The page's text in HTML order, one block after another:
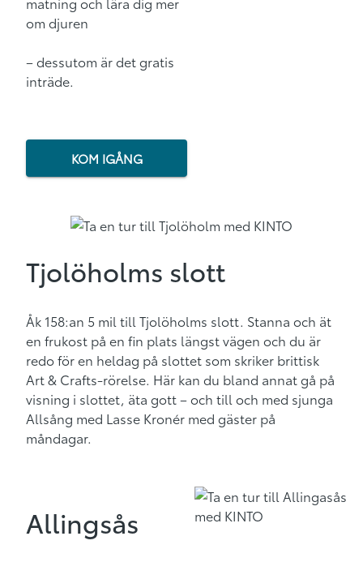
om djuren
– dessutom är det gratis
inträde.
KOM IGÅNG
Tjolöholms slott
Åk 158:an 5 mil till Tjolöholms slott. Stanna och ät
en frukost på en fin plats längst vägen och du är
redo för en heldag på slottet som skriker brittisk
Art & Crafts-rörelse. Här kan du bland annatgå på
visning i slottet, äta gott–och till och med sjunga
Allsång med Lasse Kronér med gäster på
måndagar.
Allingsås